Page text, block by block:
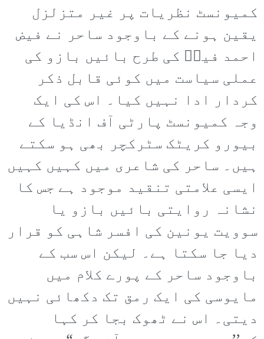
کمیونسٹ نظریات پر غیر متزلزل
یقین ہونے کے باوجود ساحر نے فیض
احمد فیضؔ کی طرح بائیں بازو کی
عملی سیاست میں کوئی قابل ذکر
کردار ادا نہیں کیا۔ اس کی ایک
وجہ کمیونسٹ پارٹی آف انڈیا کے
بیورو کریٹک سٹرکچر بھی ہو سکتے
ہیں۔ ساحر کی شاعری میں کہیں کہیں
ایسی علامتی تنقید موجود ہے جس کا
نشانہ روایتی بائیں بازو یا
سوویت یونین کی افسر شاہی کو قرار
دیا جا سکتا ہے۔ لیکن اس سب کے
باوجود ساحر کے پورے کلام میں
مایوسی کی ایک رمق تک دکھائی نہیں
دیتی۔ اس نے ٹھوک بجا کر کہا